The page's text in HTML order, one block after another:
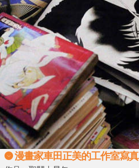
漫畫家車田正美的工作室寫真